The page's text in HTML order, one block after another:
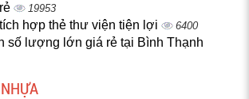
19953
hợp thẻ thư viện tiện lợi 6400
số lượng lớn giá rẻ tại Bình Thạnh